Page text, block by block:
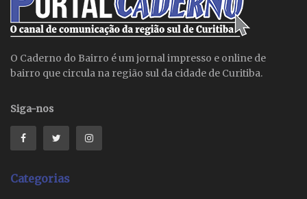
O Caderno do Bairro é um jornal impresso e online de
bairro que circula na região sul da cidade de Curitiba.
Siga-nos
Categorias